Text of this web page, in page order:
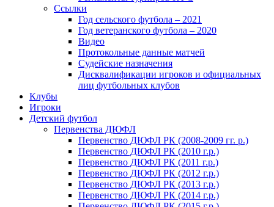
Ссылки
Год сельского футбола – 2021
Год ветеранского футбола – 2020
Видео
Протокольные данные матчей
Судейские назначения
Дисквалификации игроков и официальных
лиц футбольных клубов
Клубы
Игроки
Детский футбол
Первенства ДЮФЛ
Первенство ДЮФЛ РК (2008-2009 гг. р.)
Первенство ДЮФЛ РК (2010 г.р.)
Первенство ДЮФЛ РК (2011 г.р.)
Первенство ДЮФЛ РК (2012 г.р.)
Первенство ДЮФЛ РК (2013 г.р.)
Первенство ДЮФЛ РК (2014 г.р.)